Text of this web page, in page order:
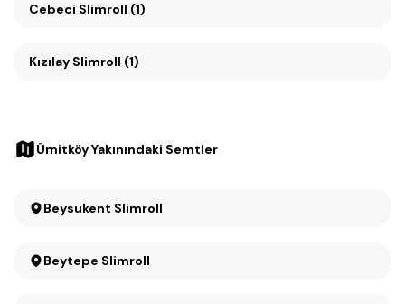
Cebeci Slimroll (1)
Kızılay Slimroll (1)
Ümitköy Yakınındaki Semtler
Beysukent Slimroll
Beytepe Slimroll